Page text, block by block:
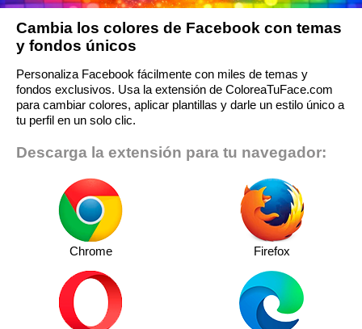
Cambia los colores de Facebook con temas
y fondos únicos
Personaliza Facebook fácilmente con miles de temas y
fondos exclusivos. Usa la extensión de ColoreaTuFace.com
para cambiar colores, aplicar plantillas y darle un estilo único a
tu perfil en un solo clic.
Descarga la extensión para tu navegador:
Chrome Firefox